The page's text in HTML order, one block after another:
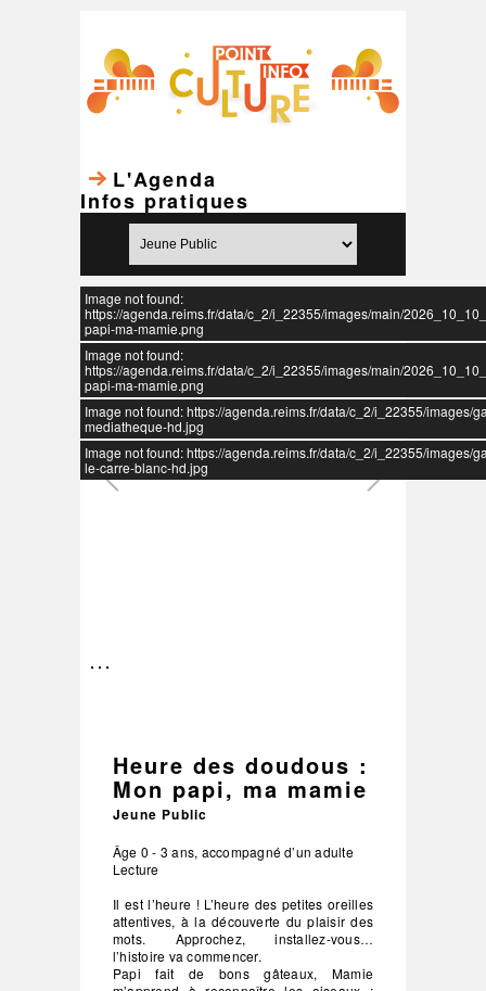
L'Agenda
Infos pratiques
Image not found:
https://agenda.reims.fr/data/c_2/i_22355/images/main/
papi-ma-mamie.png
Image not found:
https://agenda.reims.fr/data/c_2/i_22355/images/main/
papi-ma-mamie.png
Image not found: https://agenda.reims.fr/data/c_2/i_22355/images/
mediatheque-hd.jpg
Image not found: https://agenda.reims.fr/data/c_2/i_22355/images/
le-carre-blanc-hd.jpg
Heure des doudous :
Mon papi, ma mamie
Jeune Public
Âge 0 - 3 ans, accompagné d’un adulte
Lecture
Il est l’heure ! L’heure des petites oreilles
attentives, à la découverte du plaisir des
mots. Approchez, installez-vous…
l’histoire va commencer.
Papi fait de bons gâteaux, Mamie